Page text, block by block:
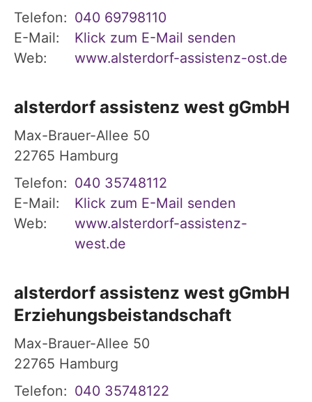
Telefon: 040 69798110
E-Mail:
Klick zum E-Mail senden
Web:
www.alsterdorf-assistenz-ost.de
alsterdorf assistenz west gGmbH
Max-Brauer-Allee 50
22765 Hamburg
Telefon: 040 35748112
E-Mail:
Klick zum E-Mail senden
Web:
www.alsterdorf-assistenz-
west.de
alsterdorf assistenz west gGmbH
Erziehungsbeistandschaft
Max-Brauer-Allee 50
22765 Hamburg
Telefon: 040 35748122